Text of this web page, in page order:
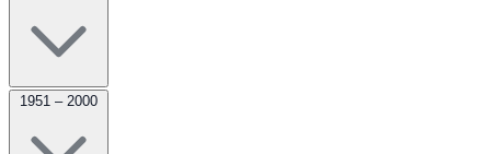
1951 – 2000